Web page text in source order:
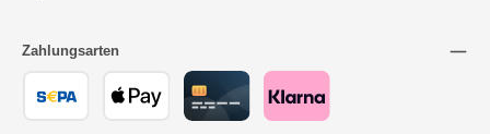
Zahlungsarten